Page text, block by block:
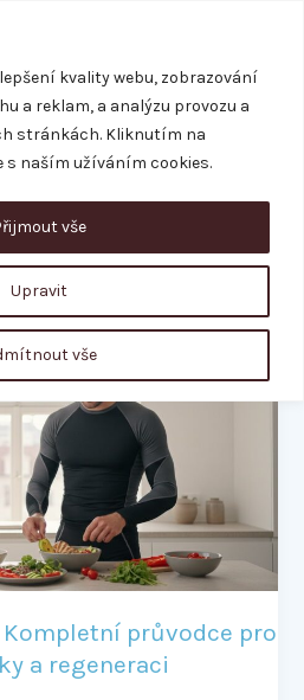
kvality webu, zobrazování
a reklam, a analýzu provozu a
stránkách. Kliknutím na
s naším užíváním cookies.
Upravit
vše
vše
průvodce pro
a regeneraci